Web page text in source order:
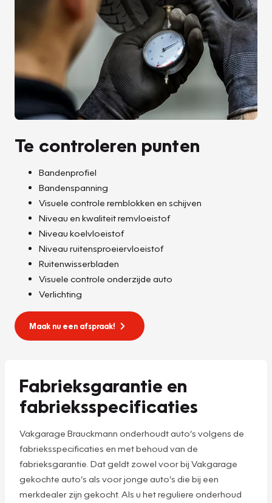
Te controleren punten
Bandenprofiel
Bandenspanning
Visuele controle remblokken en schijven
Niveau en kwaliteit remvloeistof
Niveau koelvloeistof
Niveau ruitensproeiervloeistof
Ruitenwisserbladen
Visuele controle onderzijde auto
Verlichting
Maak nu een afspraak!
Fabrieksgarantie en
fabrieksspecificaties
Vakgarage Brauckmann onderhoudt auto’s volgens de
fabrieksspecificaties en met behoud van de
fabrieksgarantie. Dat geldt zowel voor bij Vakgarage
gekochte auto’s als voor jonge auto’s die bij een
merkdealer zijn gekocht. Als u het reguliere onderhoud